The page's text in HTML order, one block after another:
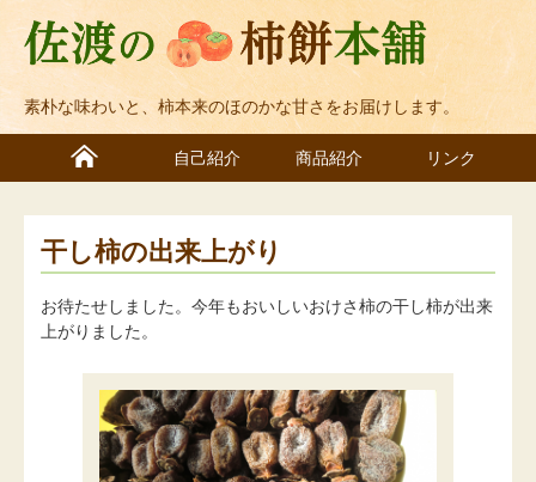
素朴な味わいと、柿本来のほのかな甘さをお届けします。
自己紹介 商品紹介 リンク
干し柿の出来上がり
お待たせしました。今年もおいしいおけさ柿の干し柿が出来
上がりました。